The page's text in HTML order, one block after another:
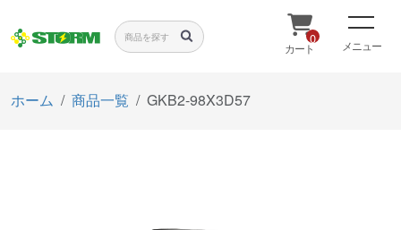
0
カート メニュー
ホーム 商品一覧 GKB2-98X3D57